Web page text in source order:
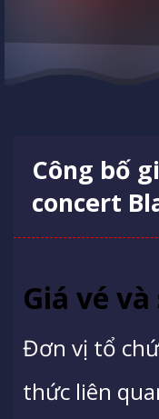
Công bố
concert
Giá vé
Đơn vị tổ
thức liên